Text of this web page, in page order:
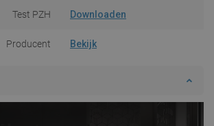
Test PZH Downloaden
Producent Bekijk